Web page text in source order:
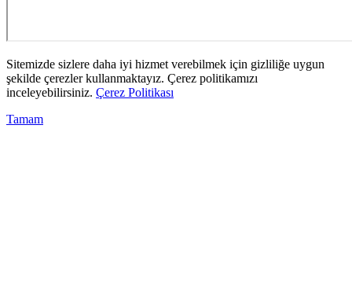
Sitemizde sizlere daha iyi hizmet verebilmek için gizliliğe uygun
şekilde çerezler kullanmaktayız. Çerez politikamızı
inceleyebilirsiniz. Çerez Politikası
Tamam